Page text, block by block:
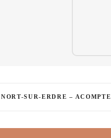
SUR-ERDRE – ACOMPTE